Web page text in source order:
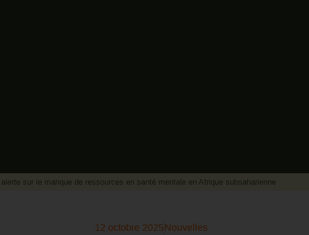
sur le manque de ressources en santé mentale en Afrique subsaharienne
12 octobre 2025Nouvelles